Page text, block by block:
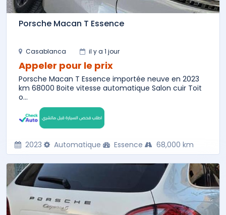
Porsche Macan T Essence
Casablanca il y a 1 jour
Appeler pour le prix
Porsche Macan T Essence importée neuve en 2023
km 68000 Boite vitesse automatique Salon cuir Toit
o...
2023 Automatique Essence 68,000 km